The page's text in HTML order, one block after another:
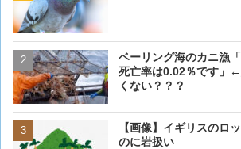
ベーリング海のカニ漁
死亡率は0.02％です」
くない？？？
【画像】イギリスのロ
のに岩扱い
【
【